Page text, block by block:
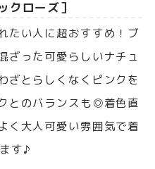
クローズ］
たい人に超おすすめ！ブ
ざった可愛らしいナチュ
ざとらしくなくピンクを
とのバランスも◎着色直
く大人可愛い雰囲気で着
す♪